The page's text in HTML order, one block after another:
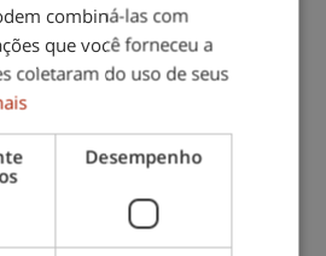
combiná-las com
que você forneceu a
coletaram do uso de seus
Desempenho